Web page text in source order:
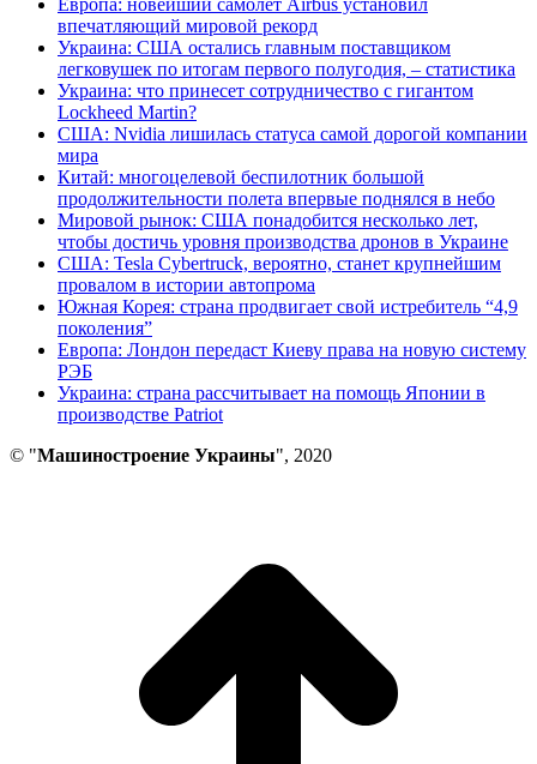
впечатляющий мировой рекорд
Украина: США остались главным поставщиком
легковушек по итогам первого полугодия, – статистика
Украина: что принесет сотрудничество с гигантом
Lockheed Martin?
США: Nvidia лишилась статуса самой дорогой компании
мира
Китай: многоцелевой беспилотник большой
продолжительности полета впервые поднялся в небо
Мировой рынок: США понадобится несколько лет,
чтобы достичь уровня производства дронов в Украине
США: Tesla Cybertruck, вероятно, станет крупнейшим
провалом в истории автопрома
Южная Корея: страна продвигает свой истребитель “4,9
поколения”
Европа: Лондон передаст Киеву права на новую систему
РЭБ
Украина: страна рассчитывает на помощь Японии в
производстве Patriot
© "Машиностроение Украины", 2020